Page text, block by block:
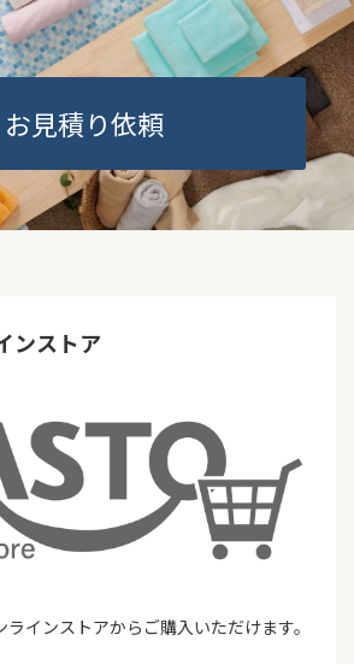
お見積り依頼
ンストア
インストアからご購入いただけます。